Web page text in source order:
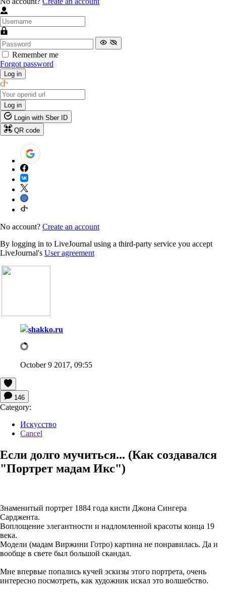
Remember me
Forgot password
Log in
Log in
Login with Sber ID
QR code
No account? Create an account
By logging in to LiveJournal using a third-party service you accept
LiveJournal's User agreement
shakko.ru
October 9 2017, 09:55
146
Category:
Искусство
Cancel
Если долго мучиться... (Как создавался
"Портрет мадам Икс")
Знаменитый портрет 1884 года кисти Джона Сингера
Сарджента.
Воплощение элегантности и надломленной красоты конца 19
века.
Модели (мадам Виржини Готро) картина не понравилась. Да и
вообще в свете был большой скандал.
Мне впервые попались кучей эскизы этого портрета, очень
интересно посмотреть, как художник искал это волшебство.